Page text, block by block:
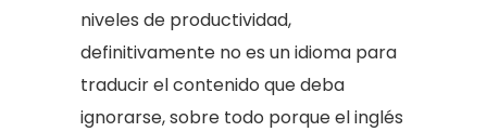
niveles de productividad,
definitivamente no es un idioma para
traducir el contenido que deba
ignorarse, sobre todo porque el inglés